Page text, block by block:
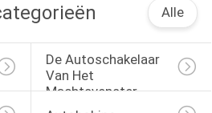
Alle
De Autoschakelaar
Van Het
Machtsvenster